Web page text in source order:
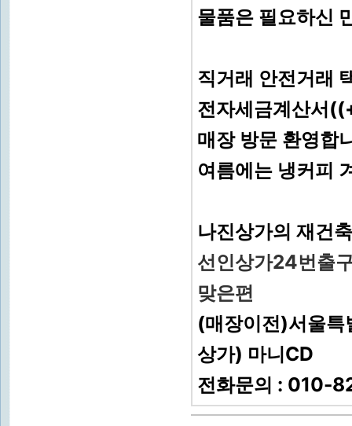
물품은 필요하신
직거래 안전거래
전자세금계산서
매장 방문 환영합
여름에는 냉커피
나진상가의 재건
선인상가24번출
맞은편
(매장이전)서울
상가) 마니CD
전화문의 : 010-